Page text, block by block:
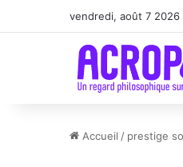
vendredi, août 7 2026
Accueil / prestige